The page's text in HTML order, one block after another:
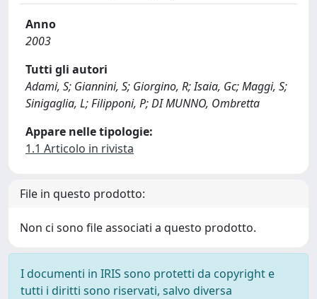
Anno
2003
Tutti gli autori
Adami, S; Giannini, S; Giorgino, R; Isaia, Gc; Maggi, S;
Sinigaglia, L; Filipponi, P; DI MUNNO, Ombretta
Appare nelle tipologie:
1.1 Articolo in rivista
File in questo prodotto:
Non ci sono file associati a questo prodotto.
I documenti in IRIS sono protetti da copyright e
tutti i diritti sono riservati, salvo diversa